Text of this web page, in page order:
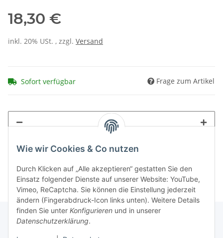
Wie wir Cookies & Co nutzen
Durch Klicken auf „Alle akzeptieren“ gestatten Sie den
Einsatz folgender Dienste auf unserer Website: YouTube,
Vimeo, ReCaptcha. Sie können die Einstellung jederzeit
ändern (Fingerabdruck-Icon links unten). Weitere Details
finden Sie unter Konfigurieren und in unserer
Datenschutzerklärung.
18,30 €
inkl. 20% USt. , zzgl. Versand
Sofort verfügbar Frage zum Artikel